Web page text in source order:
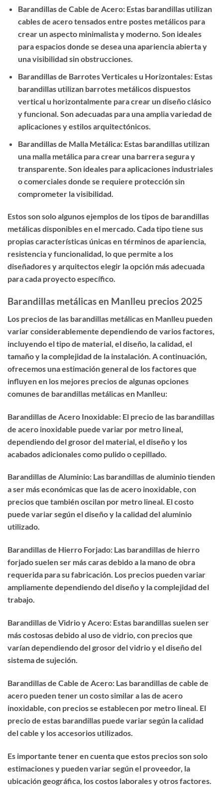
Barandillas de Cable de Acero: Estas barandillas utilizan
cables de acero tensados entre postes metálicos para
crear un aspecto minimalista y moderno. Son ideales
para espacios donde se desea una apariencia abierta y
una visibilidad sin obstrucciones.
Barandillas de Barrotes Verticales u Horizontales: Estas
barandillas utilizan barrotes metálicos dispuestos
vertical u horizontalmente para crear un diseño clásico
y funcional. Son adecuadas para una amplia variedad de
aplicaciones y estilos arquitectónicos.
Barandillas de Malla Metálica: Estas barandillas utilizan
una malla metálica para crear una barrera segura y
transparente. Son ideales para aplicaciones industriales
o comerciales donde se requiere protección sin
comprometer la visibilidad.
Estos son solo algunos ejemplos de los tipos de barandillas
metálicas disponibles en el mercado. Cada tipo tiene sus
propias características únicas en términos de apariencia,
resistencia y funcionalidad, lo que permite a los
diseñadores y arquitectos elegir la opción más adecuada
para cada proyecto específico.
Barandillas metálicas en Manlleu precios 2025
Los precios de las barandillas metálicas en Manlleu pueden
variar considerablemente dependiendo de varios factores,
incluyendo el tipo de material, el diseño, la calidad, el
tamaño y la complejidad de la instalación. A continuación,
ofrecemos una estimación general de los factores que
influyen en los mejores precios de algunas opciones
comunes de barandillas metálicas en Manlleu:
Barandillas de Acero Inoxidable: El precio de las barandillas
de acero inoxidable puede variar por metro lineal,
dependiendo del grosor del material, el diseño y los
acabados adicionales como pulido o cepillado.
Barandillas de Aluminio: Las barandillas de aluminio tienden
a ser más económicas que las de acero inoxidable, con
precios que también oscilan por metro lineal. El costo
puede variar según el diseño y la calidad del aluminio
utilizado.
Barandillas de Hierro Forjado: Las barandillas de hierro
forjado suelen ser más caras debido a la mano de obra
requerida para su fabricación. Los precios pueden variar
ampliamente dependiendo del diseño y la complejidad del
trabajo.
Barandillas de Vidrio y Acero: Estas barandillas suelen ser
más costosas debido al uso de vidrio, con precios que
varían dependiendo del grosor del vidrio y el diseño del
sistema de sujeción.
Barandillas de Cable de Acero: Las barandillas de cable de
acero pueden tener un costo similar a las de acero
inoxidable, con precios se establecen por metro lineal. El
precio de estas barandillas puede variar según la calidad
del cable y los accesorios utilizados.
Es importante tener en cuenta que estos precios son solo
estimaciones y pueden variar según el proveedor, la
ubicación geográfica, los costos laborales y otros factores.